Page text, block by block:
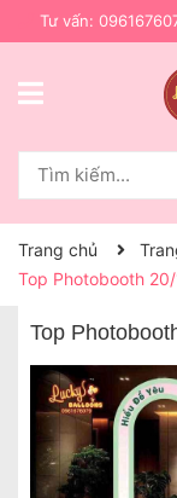
Tư vấn:
Trang chủ
Top Photobooth
Top